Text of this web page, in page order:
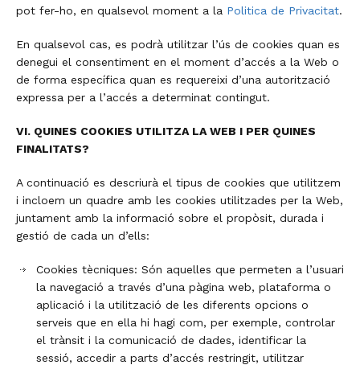
pot fer-ho, en qualsevol moment a la Politica de Privacitat.
En qualsevol cas, es podrà utilitzar l’ús de cookies quan es
denegui el consentiment en el moment d’accés a la Web o
de forma específica quan es requereixi d’una autorització
expressa per a l’accés a determinat contingut.
VI. QUINES COOKIES UTILITZA LA WEB I PER QUINES
FINALITATS?
A continuació es descriurà el tipus de cookies que utilitzem
i incloem un quadre amb les cookies utilitzades per la Web,
juntament amb la informació sobre el propòsit, durada i
gestió de cada un d’ells:
Cookies tècniques: Són aquelles que permeten a l’usuari
la navegació a través d’una pàgina web, plataforma o
aplicació i la utilització de les diferents opcions o
serveis que en ella hi hagi com, per exemple, controlar
el trànsit i la comunicació de dades, identificar la
sessió, accedir a parts d’accés restringit, utilitzar